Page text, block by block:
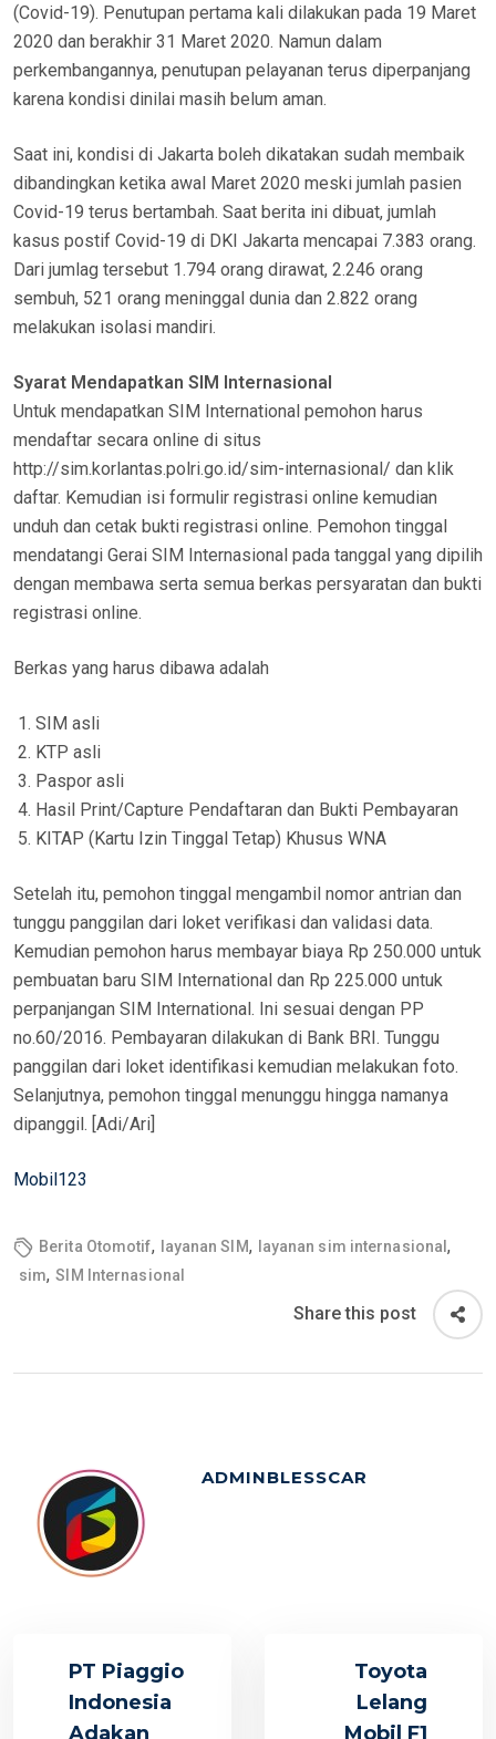
(Covid-19). Penutupan pertama kali dilakukan pada 19 Maret
2020 dan berakhir 31 Maret 2020. Namun dalam
perkembangannya, penutupan pelayanan terus diperpanjang
karena kondisi dinilai masih belum aman.
Saat ini, kondisi di Jakarta boleh dikatakan sudah membaik
dibandingkan ketika awal Maret 2020 meski jumlah pasien
Covid-19 terus bertambah. Saat berita ini dibuat, jumlah
kasus postif Covid-19 di DKI Jakarta mencapai 7.383 orang.
Dari jumlag tersebut 1.794 orang dirawat, 2.246 orang
sembuh, 521 orang meninggal dunia dan 2.822 orang
melakukan isolasi mandiri.
Syarat Mendapatkan SIM Internasional
Untuk mendapatkan SIM International pemohon harus
mendaftar secara online di situs
http://sim.korlantas.polri.go.id/sim-internasional/ dan klik
daftar. Kemudian isi formulir registrasi online kemudian
unduh dan cetak bukti registrasi online. Pemohon tinggal
mendatangi Gerai SIM Internasional pada tanggal yang dipilih
dengan membawa serta semua berkas persyaratan dan bukti
registrasi online.
Berkas yang harus dibawa adalah
SIM asli
KTP asli
Paspor asli
Hasil Print/Capture Pendaftaran dan Bukti Pembayaran
KITAP (Kartu Izin Tinggal Tetap) Khusus WNA
Setelah itu, pemohon tinggal mengambil nomor antrian dan
tunggu panggilan dari loket verifikasi dan validasi data.
Kemudian pemohon harus membayar biaya Rp 250.000 untuk
pembuatan baru SIM International dan Rp 225.000 untuk
perpanjangan SIM International. Ini sesuai dengan PP
no.60/2016. Pembayaran dilakukan di Bank BRI. Tunggu
panggilan dari loket identifikasi kemudian melakukan foto.
Selanjutnya, pemohon tinggal menunggu hingga namanya
dipanggil. [Adi/Ari]
Mobil123
Berita Otomotif, layanan SIM, layanan sim internasional,
sim, SIM Internasional
Share this post
ADMINBLESSCAR
PT Piaggio
Indonesia
Adakan
Toyota
Lelang
Mobil F1